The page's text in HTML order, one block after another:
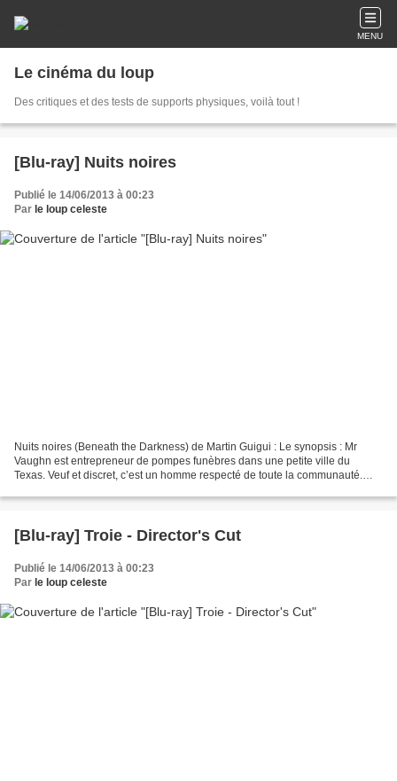
MENU
Le cinéma du loup
Des critiques et des tests de supports physiques, voilà tout !
[Blu-ray] Nuits noires
Publié le 14/06/2013 à 00:23
Par le loup celeste
Nuits noires (Beneath the Darkness) de Martin Guigui : Le synopsis : Mr
Vaughn est entrepreneur de pompes funèbres dans une petite ville du
Texas. Veuf et discret, c’est un homme respecté de toute la communauté.
[Blu-ray] Troie - Director's Cut
Publié le 14/06/2013 à 00:23
Par le loup celeste